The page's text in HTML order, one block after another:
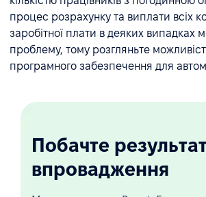
процес розрахунку та виплати всіх
заробітної плати в деяких випадках
проблему, тому розгляньте
програмного забезпечення для
Побачте
впровадження